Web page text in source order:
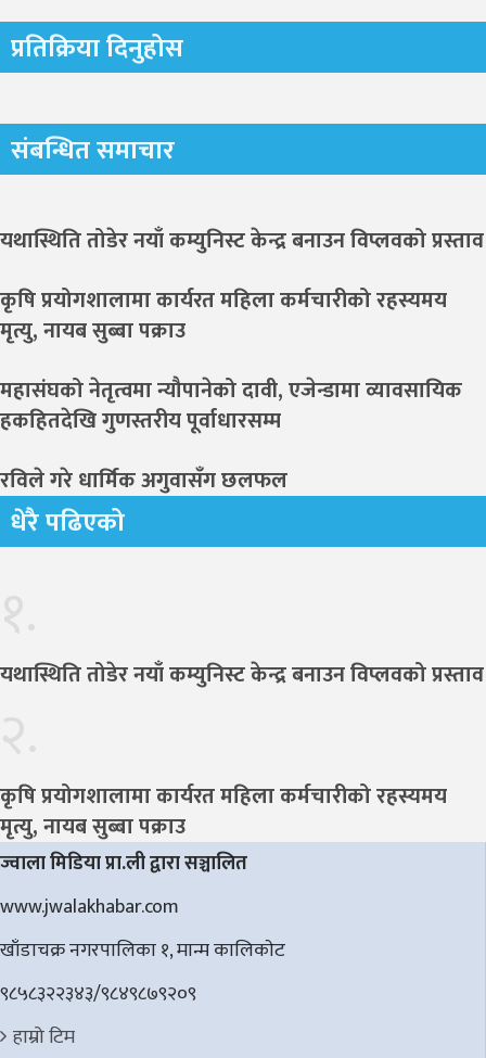
प्रतिक्रिया दिनुहोस
संबन्धित समाचार
यथास्थिति तोडेर नयाँ कम्युनिस्ट केन्द्र बनाउन विप्लवको प्रस्ताव
कृषि प्रयोगशालामा कार्यरत महिला कर्मचारीको रहस्यमय
मृत्यु, नायब सुब्बा पक्राउ
महासंघको नेतृत्वमा न्यौपानेको दावी, एजेन्डामा व्यावसायिक
हकहितदेखि गुणस्तरीय पूर्वाधारसम्म
रविले गरे धार्मिक अगुवासँग छलफल
धेरै पढिएको
यथास्थिति तोडेर नयाँ कम्युनिस्ट केन्द्र बनाउन विप्लवको प्रस्ताव
कृषि प्रयोगशालामा कार्यरत महिला कर्मचारीको रहस्यमय
मृत्यु, नायब सुब्बा पक्राउ
ज्वाला मिडिया प्रा.ली द्वारा सञ्चालित
www.jwalakhabar.com
खाँडाचक्र नगरपालिका १, मान्म कालिकाेट
९८५८३२२३४३/९८४९८७९२०९
हाम्रो टिम